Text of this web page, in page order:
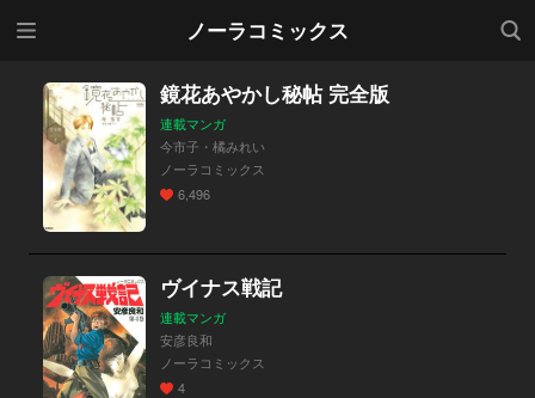
ノーラコミックス
検索
鏡花あやかし秘帖 完全版
連載マンガ
今市子・橘みれい
ノーラコミックス
6,496
ヴイナス戦記
連載マンガ
安彦良和
ノーラコミックス
4